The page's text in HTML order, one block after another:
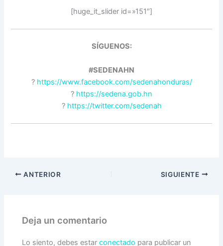
[huge_it_slider id=»151″]
SÍGUENOS:
#SEDENAHN
? https://www.facebook.com/sedenahonduras/
? https://sedena.gob.hn
? https://twitter.com/sedenah
ANTERIOR SIGUIENTE
Deja un comentario
Lo siento, debes estarconectado para publicar un